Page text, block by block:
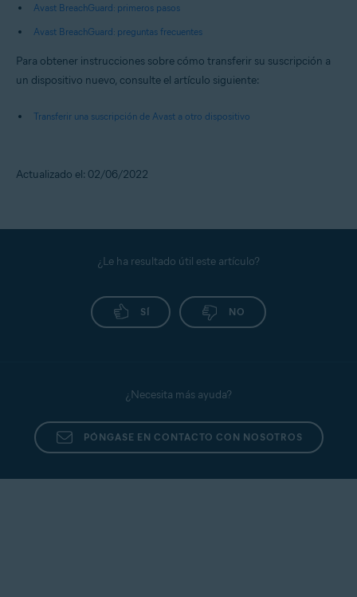
Avast BreachGuard: primeros pasos
Avast BreachGuard: preguntas frecuentes
Para obtener instrucciones sobre cómo transferir su suscripción a
un dispositivo nuevo, consulte el artículo siguiente:
Transferir una suscripción de Avast a otro dispositivo
Actualizado el: 02/06/2022
¿Le ha resultado útil este artículo?
SÍ NO
¿Necesita más ayuda?
PÓNGASE EN CONTACTO CON NOSOTROS